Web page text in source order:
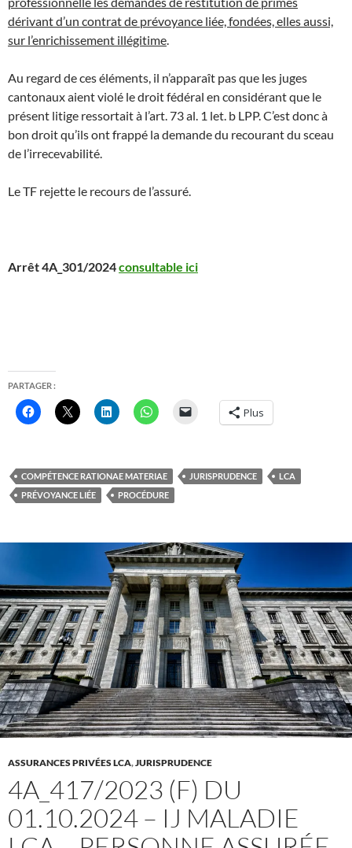
dérivant d’un contrat de prévoyance liée, fondées, elles aussi,
sur l’enrichissement illégitime
Au regard de ces éléments, il n’apparaît pas que les juges
cantonaux aient violé le droit fédéral en considérant que le
présent litige ressortait à l’art. 73 al. 1 let. b LPP. C’est donc à
bon droit qu’ils ont frappé la demande du recourant du sceau
de l’irrecevabilité.
Le TF rejette le recours de l’assuré.
Arrêt 4A_301/2024consultable ici
PARTAGER :
Plus
COMPÉTENCE RATIONAE MATERIAE JURISPRUDENCE
LCA
PRÉVOYANCE LIÉE
PROCÉDURE
ASSURANCES PRIVÉES LCA,JURISPRUDENCE
4A_417/2023 (F) DU
01.10.2024 – IJ MALADIE